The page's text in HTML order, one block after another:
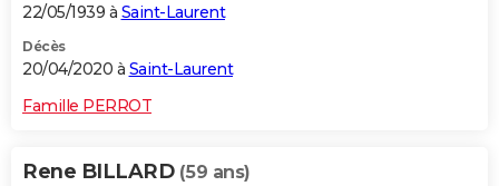
22/05/1939 à Saint-Laurent
Décès
20/04/2020 à Saint-Laurent
Famille PERROT
Rene BILLARD (59 ans)